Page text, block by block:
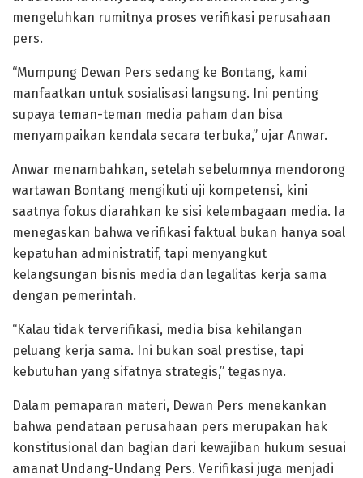
mengeluhkan rumitnya proses verifikasi perusahaan
pers.
“Mumpung Dewan Pers sedang ke Bontang, kami
manfaatkan untuk sosialisasi langsung. Ini penting
supaya teman-teman media paham dan bisa
menyampaikan kendala secara terbuka,” ujar Anwar.
Anwar menambahkan, setelah sebelumnya mendorong
wartawan Bontang mengikuti uji kompetensi, kini
saatnya fokus diarahkan ke sisi kelembagaan media. Ia
menegaskan bahwa verifikasi faktual bukan hanya soal
kepatuhan administratif, tapi menyangkut
kelangsungan bisnis media dan legalitas kerja sama
dengan pemerintah.
“Kalau tidak terverifikasi, media bisa kehilangan
peluang kerja sama. Ini bukan soal prestise, tapi
kebutuhan yang sifatnya strategis,” tegasnya.
Dalam pemaparan materi, Dewan Pers menekankan
bahwa pendataan perusahaan pers merupakan hak
konstitusional dan bagian dari kewajiban hukum sesuai
amanat Undang-Undang Pers. Verifikasi juga menjadi